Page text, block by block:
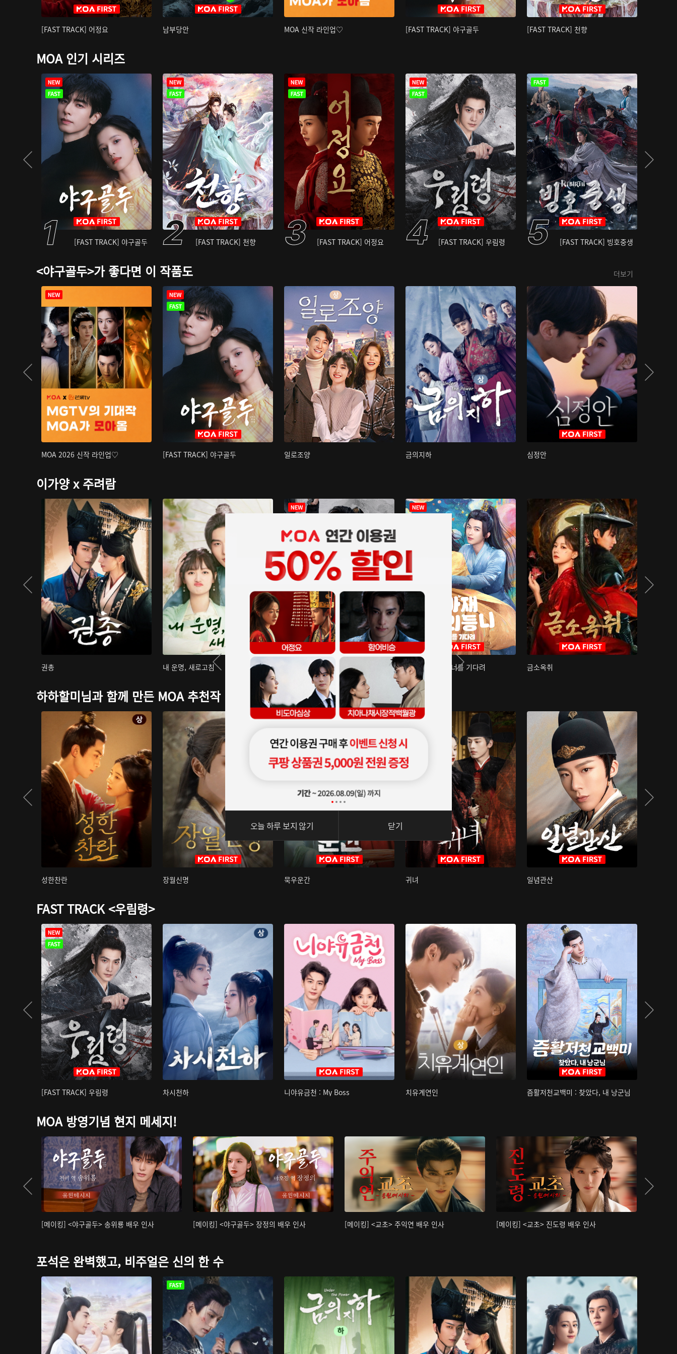
[FAST TRACK] 어정요 남부당안 MOA 신작 라인업♡ [FAST TRACK] 야구골두 [FAST TRACK] 천향
MOA 인기 시리즈
[FAST TRACK] 야구골두 [FAST TRACK] 천향 [FAST TRACK] 어정요 [FAST TRACK] 우림령 [FAST TRACK] 빙호중생
<야구골두>가 좋다면 이 작품도 더보기
MOA 2026 신작 라인업♡ [FAST TRACK] 야구골두 일로조양 금의지하 심정안
이가양 x 주려람
권총 내 운명, 새로고침 아재저리등니 : 너를 기다려 금소옥취
하하할미님과 함께 만든 MOA 추천작
성한찬란 장월신명 묵우운간 귀녀 일념관산
FAST TRACK <우림령>
[FAST TRACK] 우림령 차시천하 니야유금천 : My Boss 치유계연인 즘활저천교백미 : 찾았다, 내 낭군님
MOA 방영기념 현지 메세지!
[메이킹] <야구골두> 송위룡 배우 인사 [메이킹] <야구골두> 장정의 배우 인사 [메이킹] <교초> 주익연 배우 인사 [메이킹] <교초> 진도령 배우 인사
포석은 완벽했고, 비주얼은 신의 한 수
오늘 하루 보지 않기 닫기